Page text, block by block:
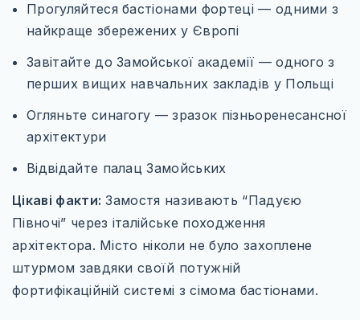
Прогуляйтеся бастіонами фортеці — одними з
найкраще збережених у Європі
Завітайте до Замойської академії — одного з
перших вищих навчальних закладів у Польщі
Огляньте синагогу — зразок пізньоренесансної
архітектури
Відвідайте палац Замойських
Цікаві факти: Замостя називають “Падуєю
Півночі” через італійське походження
архітектора. Місто ніколи не було захоплене
штурмом завдяки своїй потужній
фортифікаційній системі з сімома бастіонами.